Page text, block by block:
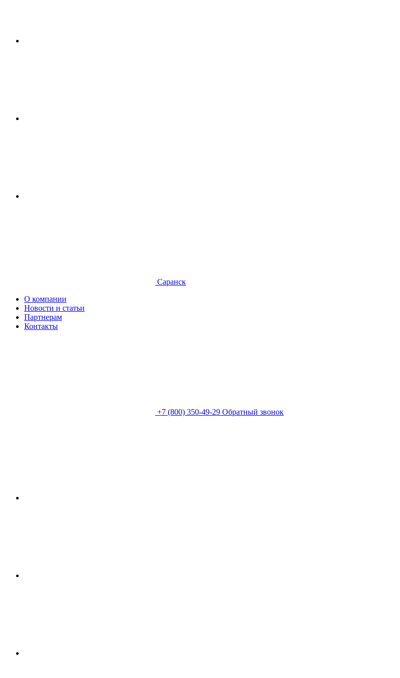
Саранск
О компании
Новости и статьи
Партнерам
Контакты
+7 (800) 350-49-29 Обратный звонок